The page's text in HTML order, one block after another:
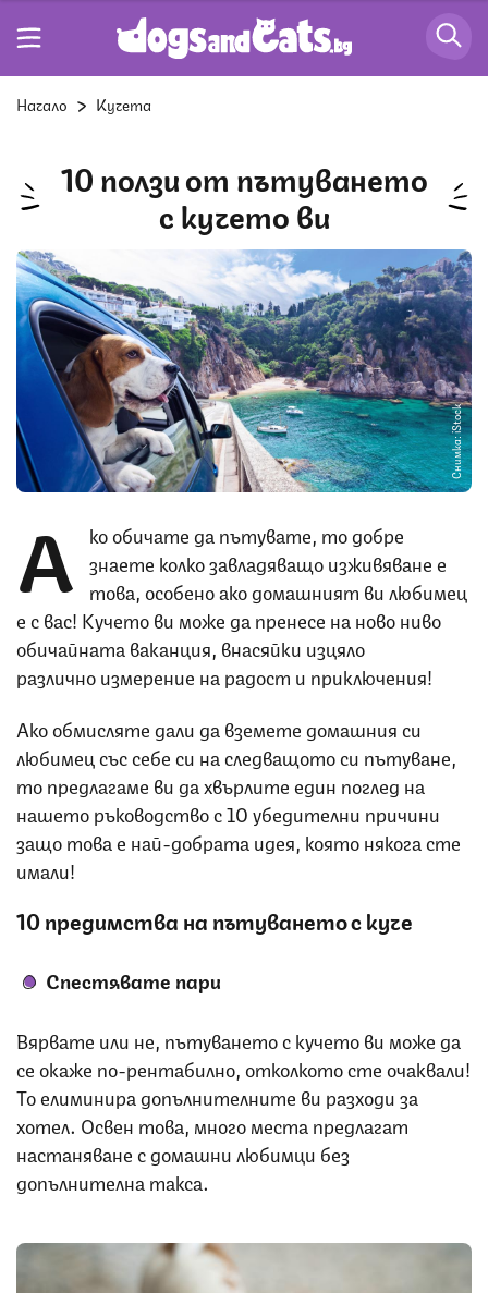
Начало Кучета
10 ползи от пътуването
с кучето ви
Снимка: iStock
А
ко обичате да пътувате, то добре
знаете колко завладяващо изживяване е
това, особено ако домашният ви любимец
е с вас! Кучето ви може да пренесе на ново ниво
обичайната ваканция, внасяйки изцяло
различно измерение на радост и приключения!
Ако обмисляте дали да вземете домашния си
любимец със себе си на следващото си пътуване,
то предлагаме ви да хвърлите един поглед на
нашето ръководство с 10 убедителни причини
защо това е най-добрата идея, която някога сте
имали!
10 предимства на пътуването с куче
Спестявате пари
Вярвате или не, пътуването с кучето ви може да
се окаже по-рентабилно, отколкото сте очаквали!
То елиминира допълнителните ви разходи за
хотел. Освен това, много места предлагат
настаняване с домашни любимци без
допълнителна такса.